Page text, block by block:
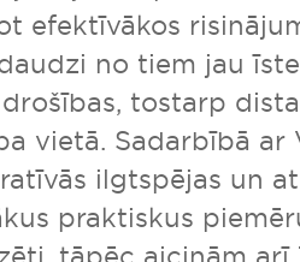
efektīvākos
no tiem jau
tostarp
vietā. Sadarbībā ar
ilgtspējas un
praktiskus